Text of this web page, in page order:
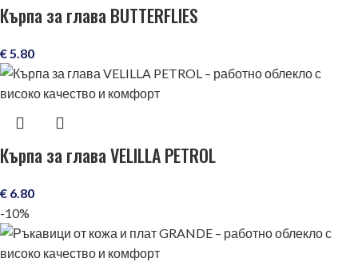
Кърпа за глава BUTTERFLIES
€5.80
Кърпа за глава VELILLA PETROL
€ 6.80
-10%